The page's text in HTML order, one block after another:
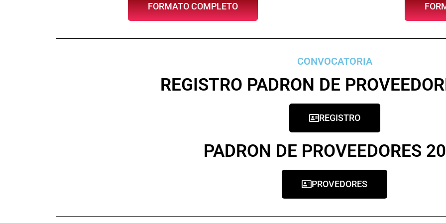
FORMATO COMPLETO
CONVOCATORIA
REGISTRO PADRON DE
REGISTRO
PADRON DE PROVEEDORES
PROVEDORES